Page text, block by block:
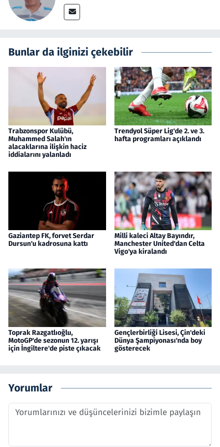
Bunlar da ilginizi çekebilir
Trabzonspor Kulübü,
Muhammed Salah'ın
alacaklarına ilişkin haciz
iddialarını yalanladı
Trendyol Süper Lig'de 2. ve 3.
hafta programları açıklandı
Gaziantep FK, forvet Serdar
Dursun'u kadrosuna kattı
Milli kaleci Altay Bayındır,
Manchester United'dan Celta
Vigo'ya kiralandı
Toprak Razgatlıoğlu,
MotoGP'de sezonun 12. yarışı
için İngiltere'de piste çıkacak
Gençlerbirliği Lisesi, Çin'deki
Dünya Şampiyonası'nda boy
gösterecek
Yorumlar